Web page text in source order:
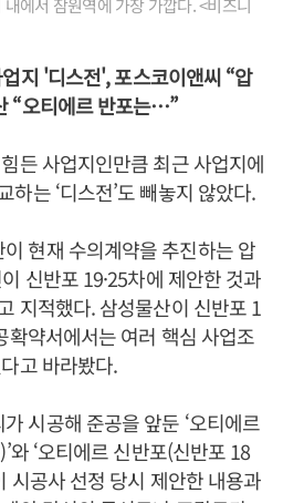
에서 잠원역에 가장 가깝다. <비즈니
지 '디스전', 포스코이앤씨 “압
“오티에르 반포는…”
든 사업지인만큼 최근 사업지에
하는 ‘디스전’도 빼놓지 않았다.
현재 수의계약을 추진하는 압
신반포 19·25차에 제안한 것과
지적했다. 삼성물산이 신반포 1
확약서에서는 여러 핵심 사업조
고 바라봤다.
시공해 준공을 앞둔 ‘오티에르
와 ‘오티에르 신반포(신반포 18
시공사 선정 당시 제안한 내용과